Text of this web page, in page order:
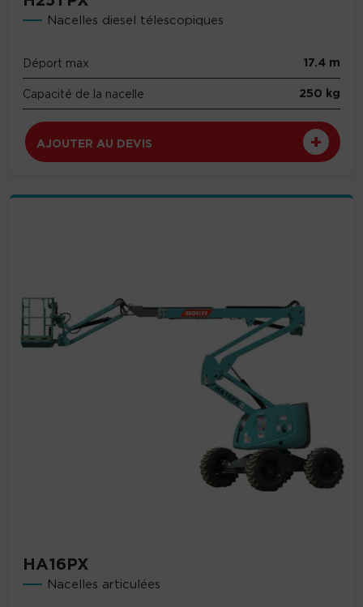
Nacelles diesel télescopiques
Déport max 17.4 m
Capacité de la nacelle 250 kg
AJOUTER AU DEVIS
HA16PX
Nacelles articulées